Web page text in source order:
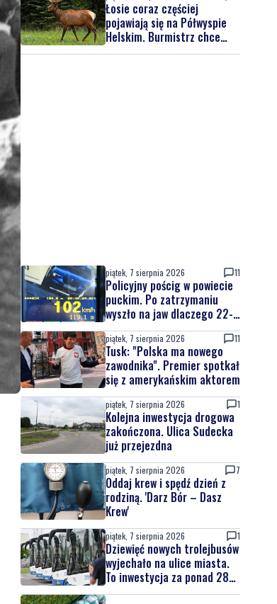
Łosie coraz częściej
pojawiają się na Półwyspie
Helskim. Burmistrz chce
nowych znaków drogowych
piątek, 7 sierpnia 2026 11
Policyjny pościg w powiecie
puckim. Po zatrzymaniu
wyszło na jaw dlaczego 22-
latek uciekał
piątek, 7 sierpnia 2026 11
Tusk: "Polska ma nowego
zawodnika". Premier spotkał
się z amerykańskim aktorem
piątek, 7 sierpnia 2026 1
Kolejna inwestycja drogowa
zakończona. Ulica Sudecka
już przejezdna
piątek, 7 sierpnia 2026 7
Oddaj krew i spędź dzień z
rodziną. 'Darz Bór – Dasz
Krew'
piątek, 7 sierpnia 2026 1
Dziewięć nowych trolejbusów
wyjechało na ulice miasta.
To inwestycja za ponad 28
mln zł